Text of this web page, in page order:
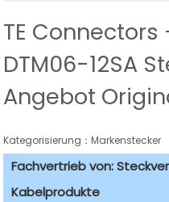
TE Connectors
DTM06-12SA
Angebot
Kategorisierung：
Fachvertrieb von:
Kabelprodukte